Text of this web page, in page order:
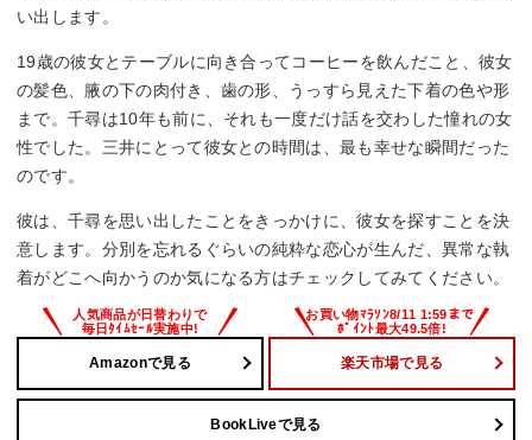
い出します。
19歳の彼女とテーブルに向き合ってコーヒーを飲んだこと、彼女
の髪色、腋の下の肉付き、歯の形、うっすら見えた下着の色や形
まで。千尋は10年も前に、それも一度だけ話を交わした憧れの女
性でした。三井にとって彼女との時間は、最も幸せな瞬間だった
のです。
彼は、千尋を思い出したことをきっかけに、彼女を探すことを決
意します。分別を忘れるぐらいの純粋な恋心が生んだ、異常な執
着がどこへ向かうのか気になる方はチェックしてみてください。
Amazonで見る 楽天市場で見る
BookLiveで見る